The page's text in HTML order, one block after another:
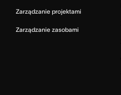
Zarządzanie projektami
Zarządzanie zasobami